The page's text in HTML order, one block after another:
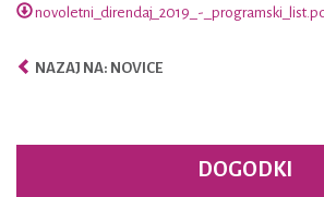
novoletni_direndaj_2019_-
NAZAJ NA: NOVICE
DOGODKI